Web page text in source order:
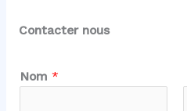
Contacter nous
Nom *